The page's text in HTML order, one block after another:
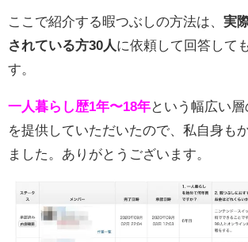
ここで紹介する暇つぶしの方法は、 実
されている方30人に依頼して回答して
す。
一人暮らし歴1年〜18年という幅広い
を提供していただいたので、私自身も
ました。ありがとうございます。